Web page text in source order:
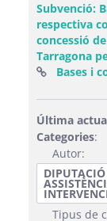
Subvenció:
respectiva
concessió
Tarragona
Bases i
Última
Categories:
Autor:
Tipus de